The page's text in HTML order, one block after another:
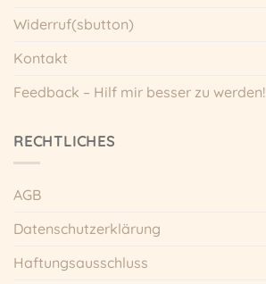
Widerruf(sbutton)
Kontakt
Feedback – Hilf mir besser zu werden!
RECHTLICHES
AGB
Datenschutzerklärung
Haftungsausschluss